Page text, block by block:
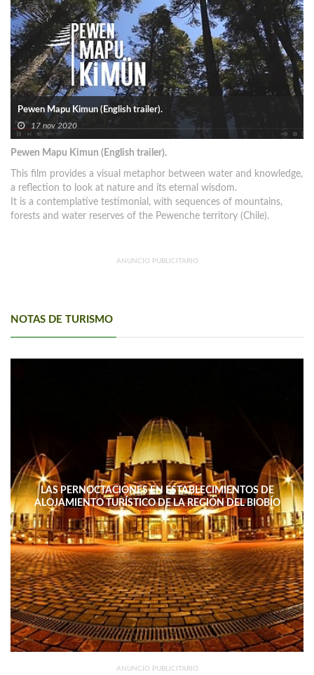
Pewen Mapu Kimun (English trailer).
17 nov 2020
Pewen Mapu Kimun (English trailer).
This film provides a visual metaphor between water and knowledge,
a reflection to look at nature and its eternal wisdom.
It is a contemplative testimonial, with sequences of mountains,
forests and water reserves of the Pewenche territory (Chile).
ANUNCIO PUBLICITARIO
NOTAS DE TURISMO
LAS PERNOCTACIONES EN ESTABLECIMIENTOS DE
ALOJAMIENTO TURÍSTICO DE LA REGIÓN DEL BIOBÍO
DISMINUYERON 15,4% INTERANUAL
ANUNCIO PUBLICITARIO